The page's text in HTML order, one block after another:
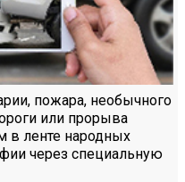
пожара, необычного
или прорыва
в ленте народных
через специальную